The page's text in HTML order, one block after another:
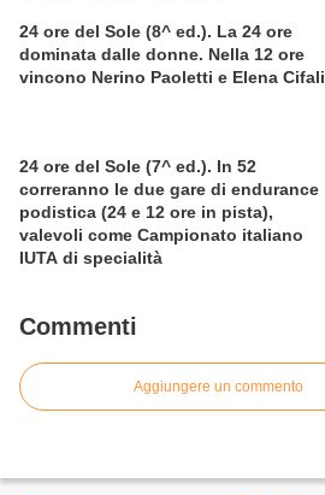
24 ore del Sole (8^ ed.). La 24 ore
dominata dalle donne. Nella 12 ore
vincono Nerino Paoletti e Elena Cifali
24 ore del Sole (7^ ed.). In 52
correranno le due gare di endurance
podistica (24 e 12 ore in pista),
valevoli come Campionato italiano
IUTA di specialità
Commenti
Aggiungere un commento